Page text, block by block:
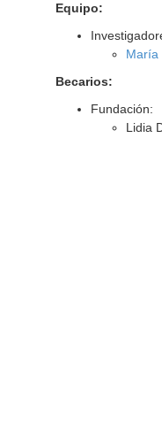
Equipo:
María
Becarios:
Fundación:
Lidia